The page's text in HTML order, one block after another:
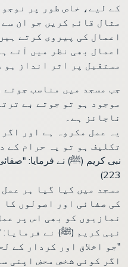
کے لیے، خاص طور پر
مثال قائم کریں جو ان
اعمال کی پیروی کرتے
اعمال بھی نظر میں آتے
مستقبل پر اثر انداز ہو
موجود ہو تو جوتے بے
ناجائز ہے۔
تکلیف ہو تو یہ حرام کے
223)
کی صفائی اور اصولوں کا
نمازیوں کو بھی اس پر
جو اخلاق اور کردار کے لحاظ سے سب سے اچھے ہیں۔"